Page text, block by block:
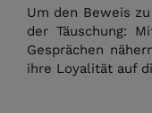
Um den Beweis
der Täuschung:
Gesprächen
ihre Loyalität auf